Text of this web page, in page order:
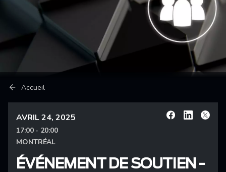
Fil d'Ariane
Accueil
AVRIL 24, 2025
17:00 - 20:00
MONTRÉAL
FacebookLinkedin
X
ÉVÉNEMENT DE SOUTIEN -